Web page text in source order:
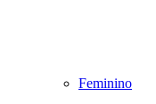
Feminino